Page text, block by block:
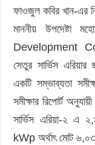
ফাওজুল কবির খান-এর
মাননীয় উপদেষ্টা
Development
সেতুর সার্ভিস
একটি সম্ভাব্যতা
সমীক্ষার রিপোর্ট
সার্ভিস এরিয়া-২ এ
kWp অর্থাৎ মোট